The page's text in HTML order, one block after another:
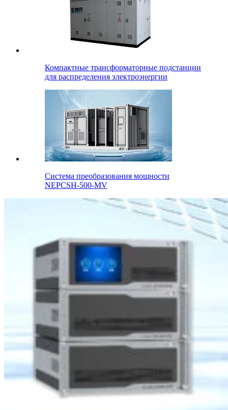
Компактные трансформаторные подстанции
для распределения электроэнергии
Система преобразования мощности
NEPCSH-500-MV